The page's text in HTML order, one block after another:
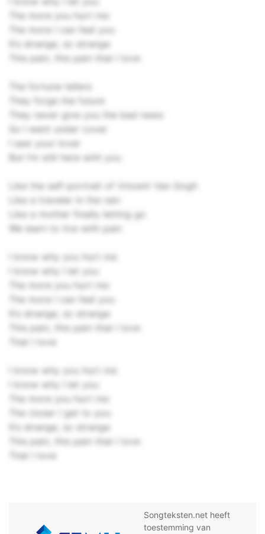
The more you hurt me
The more I can feel you
It’s strange, so strange
This pain, this pain that I love
The fortune tellers
They forge the future
They never give you the bad news
So I went under cover
I saw your lover
But I’m still here with you
Like the self-portrait of Vincent Van Gogh
Like a traveler in the rain
Like a mother finally letting go
We learn to live with pain
I know why you hurt me
I know why I let you
The more you hurt me
The more I can feel you
It’s strange, so strange
This pain, this pain that I love
That I love
I know why you hurt me
I know why I let you
The more you hurt me
The closer I get to you
It’s strange, so strange
This pain, this pain that I love
That I love
Songteksten.net heeft
toestemming van